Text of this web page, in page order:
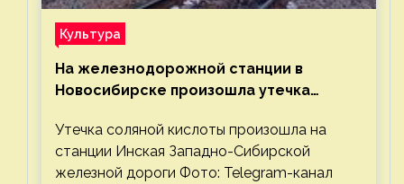
Культура
На железнодорожной станции в
Новосибирске произошла утечка
Утечка соляной кислоты произошла на
станции Инская Западно-Сибирской
железной дороги Фото: Telegram-канал